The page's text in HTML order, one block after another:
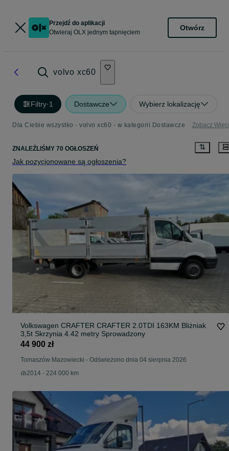
Przejdź do aplikacji
Otwieraj OLX jednym tapnięciem
Otwórz
volvo xc60
Filtry·1 Dostawcze Wybierz lokalizację
Dla Ciebie wszystko - volvo xc60 - w kategorii Dostawcze Zobacz
ZNALEŹLIŚMY 70 OGŁOSZEŃ
Jak pozycjonowane są ogłoszenia?
Volkswagen CRAFTER CRAFTER 2.0TDI 163KM Bliżniak
3,5t Skrzynia 4.42 metry Sprowadzony
44 900 zł
Tomaszów Mazowiecki - Odświeżono dnia 04 sierpnia 2026
2014 - 224 000 km